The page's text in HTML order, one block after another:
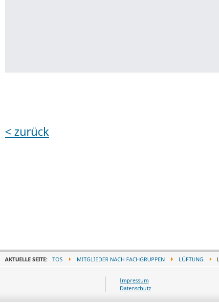
< zurück
AKTUELLE SEITE: TOS MITGLIEDER NACH FACHGRUPPEN LÜFTUNG
Impressum
Datenschutz